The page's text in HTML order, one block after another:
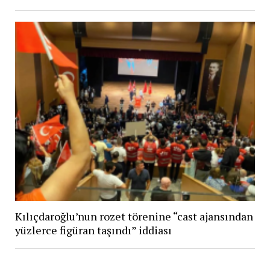
Kılıçdaroğlu’nun rozet törenine “cast ajansından
yüzlerce figüran taşındı” iddiası